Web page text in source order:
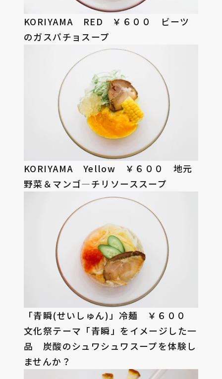
KORIYAMA RED ￥６００ ビーツ
のガスパチョスープ
KORIYAMA Yellow ￥６００ 地元
野菜＆マンゴ―チリソーススープ
「青瞬(せいしゅん)」冷麺 ￥６００
文化祭テーマ「青瞬」をイメージした一
品 炭酸のシュワシュワスープを体験し
ませんか？